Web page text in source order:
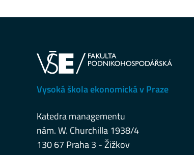
Vysoká škola ekonomická v Praze
Katedra managementu
nám. W. Churchilla 1938/4
130 67 Praha 3 - Žižkov